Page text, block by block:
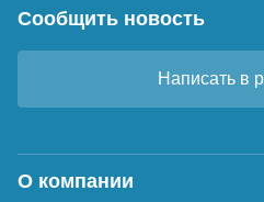
Сообщить новость
Написать в
О компании